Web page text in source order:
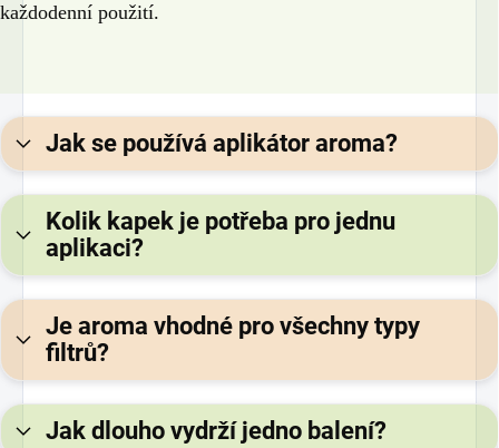
každodenní použití.
Jak se používá aplikátor aroma?
Kolik kapek je potřeba pro jednu
aplikaci?
Je aroma vhodné pro všechny typy
filtrů?
Jak dlouho vydrží jedno balení?